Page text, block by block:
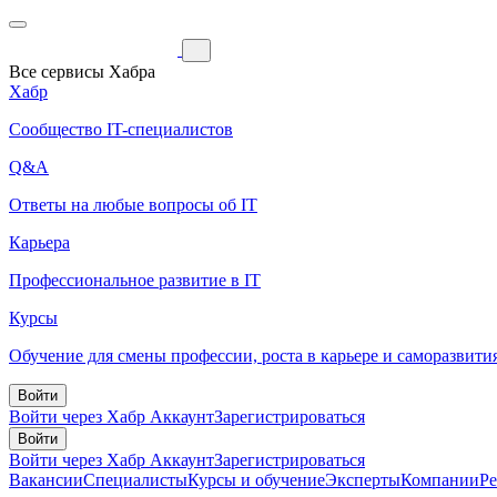
Все сервисы Хабра
Хабр
Сообщество IT-специалистов
Q&A
Ответы на любые вопросы об IT
Карьера
Профессиональное развитие в IT
Курсы
Обучение для смены профессии, роста в карьере и
Войти
Войти через Хабр АккаунтЗарегистрироваться
Войти
Войти через Хабр АккаунтЗарегистрироваться
ВакансииСпециалистыКурсы и обучениеЭкспертыКомпании